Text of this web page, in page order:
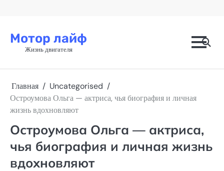
Мотор лайф
Жизнь двигателя
Главная
Uncategorised
Остроумова Ольга — актриса, чья биография и личная
жизнь вдохновляют
Остроумова Ольга — актриса,
чья биография и личная жизнь
вдохновляют